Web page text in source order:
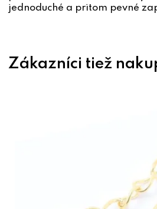
jednoduché a pritom pevné